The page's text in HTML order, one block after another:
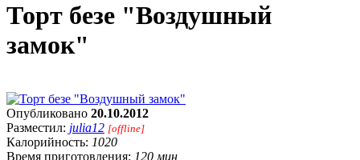
Торт безе "Воздушный
замок"
Опубликовано 20.10.2012
Разместил: julia12 [offline]
Калорийность: 1020
Время приготовления: 120 мин